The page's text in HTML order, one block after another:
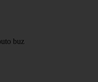
buz